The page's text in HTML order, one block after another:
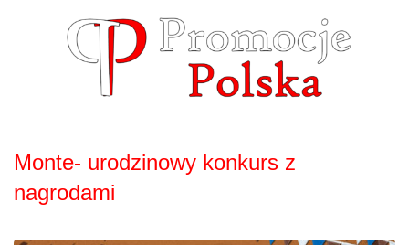
Monte- urodzinowy konkurs z
nagrodami